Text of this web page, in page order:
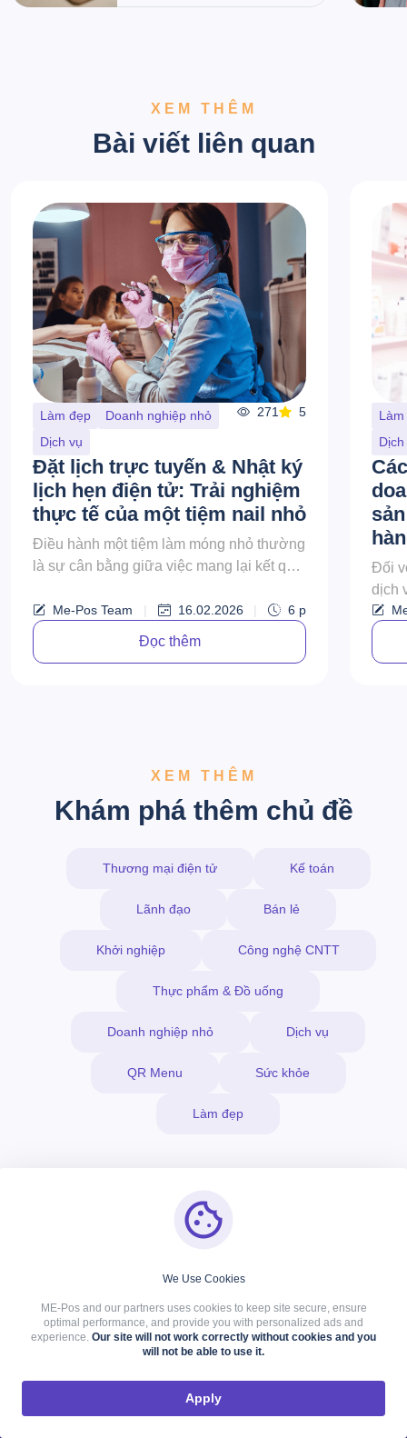
XEM THÊM
Bài viết liên quan
Làm đẹp
Doanh nghiệp nhỏ
Dịch vụ
271 5
Đặt lịch trực tuyến & Nhật ký
lịch hẹn điện tử: Trải nghiệm
thực tế của một tiệm nail nhỏ
Điều hành một tiệm làm móng nhỏ thường
là sự cân bằng giữa việc mang lại kết quả
hẹn, khách vãng lai và yêu ...
Me-Pos Team | 16.02.2026 | 6 p
Đọc thêm
Đối
dịch
sự
XEM THÊM
Khám phá thêm chủ đề
Thương mại điện tử Kế toán
Lãnh đạo Bán lẻ
Khởi nghiệp Công nghệ CNTT
Thực phẩm & Đồ uống
Doanh nghiệp nhỏ Dịch vụ
QR Menu Sức khỏe
Làm đẹp
Giới Thiệu Về Công Ty
Chúng tôi là một đội ngũ thân thiện, không ngừng cải thiện
kỹ năng và sản phẩm. Do đó, chúng tôi luôn hỗ trợ các ý
tưởng của khách hàng và biến chúng thành hiện thực.
We Use Cookies
ME-Pos and our partners uses cookies to keep site secure, ensure
optimal performance, and provide you with personalized ads and
experience. Our site will not work correctly without cookies and you
will not be able to use it.
Apply